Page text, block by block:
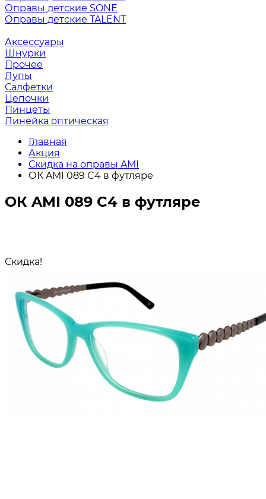
Оправы детские SONE
Оправы детские TALENT
Аксессуары
Шнурки
Прочее
Лупы
Салфетки
Цепочки
Пинцеты
Линейка оптическая
Главная
Акция
Скидка на оправы AMI
ОК AMI 089 C4 в футляре
ОК AMI 089 C4 в футляре
Скидка!